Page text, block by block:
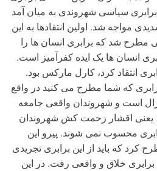
سیاسی شهروندی به میان آمد
مواجه شد. اولین انتقادها به این
مطرح شد که برابری انسان ها را
انسان ها یک ایده کفرآمیز است.
انتقاد کرد، کارل مارکس بود.
که شما مطرح می کنید در واقع
است و شهروندان واقعی جامعه
یعنی اقشار زحمت کش شهروندان
محسوب نمی شوند. پیرو این
کرد که باید از این برابری تجریدی
خلاق و واقعی رفت. در این